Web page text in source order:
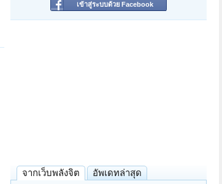
เข้าสู่ระบบด้วย Facebook
จากเว็บพลังจิต อัพเดทล่าสุด